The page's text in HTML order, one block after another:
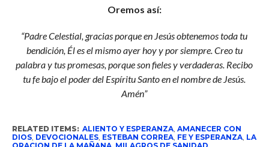
Oremos así:
“Padre Celestial, gracias porque en Jesús obtenemos toda tu
bendición, Él es el mismo ayer hoy y por siempre. Creo tu
palabra y tus promesas, porque son fieles y verdaderas. Recibo
tu fe bajo el poder del Espíritu Santo en el nombre de Jesús.
Amén”
RELATED ITEMS: ALIENTO Y ESPERANZA, AMANECER CON
DIOS, DEVOCIONALES, ESTEBAN CORREA, FE Y ESPERANZA, LA